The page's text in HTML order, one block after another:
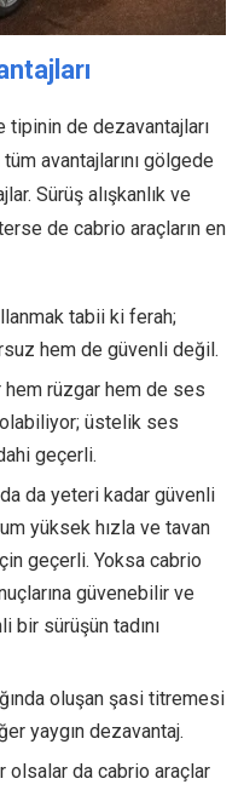
de dezavantajları
avantajlarını gölgede
Sürüş alışkanlık ve
de cabrio araçların en
tabii ki ferah;
hem de güvenli değil.
hem rüzgar hem de ses
üstelik ses
geçerli.
da yeteri kadar güvenli
yüksek hızla ve tavan
geçerli. Yoksa cabrio
güvenebilir ve
bir sürüşün tadını
oluşan şasi titremesi
yaygın dezavantaj.
olsalar da cabrio araçlar